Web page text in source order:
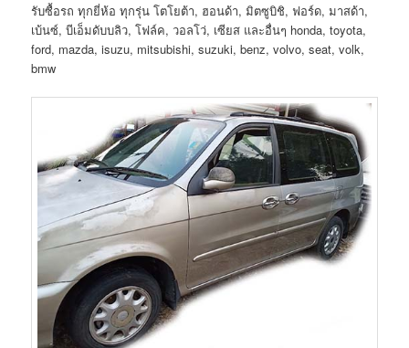
รับซื้อรถ ทุกยี่ห้อ ทุกรุ่น โตโยต้า, ฮอนด้า, มิตซูบิชิ, ฟอร์ด, มาสด้า,
เบ้นซ์, บีเอ็มดับบลิว, โฟล์ค, วอลโว่, เซียส และอื่นๆ honda, toyota,
ford, mazda, isuzu, mitsubishi, suzuki, benz, volvo, seat, volk,
bmw